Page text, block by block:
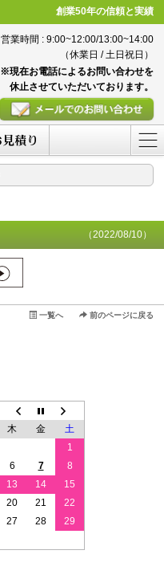
創業50年の信頼と実績
営業時間 : 9:00~12:00/13:00~14:00
（休業日 / 土日祝日）
※現在お電話によるお問い合わせを
休止させていただいております。
（2022/08/10）
一覧へ 前のページに戻る
木 金
土
1
6 7
8
13 14
15
20 21
22
27 28
29